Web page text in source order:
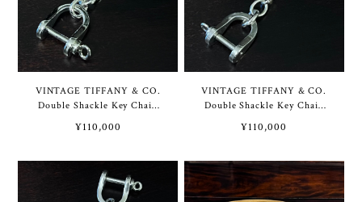
VINTAGE TIFFANY & CO.
Double Shackle Key Chain
Sterling Silver | ヴィンテー
ジ ティファニー ダブル シャ
リング シルバー
¥110,000
VINTAGE TIFFANY & CO.
Double Shackle Key Chain
Sterling Silver [Separate
Type] | ヴィンテージ ティフ
ー チェーン スターリング シ
ルバー [セパレート タイプ]
¥110,000